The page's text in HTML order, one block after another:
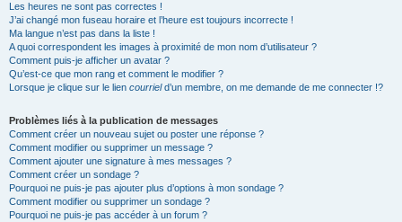
Les heures ne sont pas correctes !
J’ai changé mon fuseau horaire et l’heure est toujours incorrecte !
Ma langue n’est pas dans la liste !
A quoi correspondent les images à proximité de mon nom d’utilisateur ?
Comment puis-je afficher un avatar ?
Qu’est-ce que mon rang et comment le modifier ?
Lorsque je clique sur le lien courrield’un membre, on me demande de me connecter !?
Problèmes liés à la publication de messages
Comment créer un nouveau sujet ou poster une réponse ?
Comment modifier ou supprimer un message ?
Comment ajouter une signature à mes messages ?
Comment créer un sondage ?
Pourquoi ne puis-je pas ajouter plus d’options à mon sondage ?
Comment modifier ou supprimer un sondage ?
Pourquoi ne puis-je pas accéder à un forum ?